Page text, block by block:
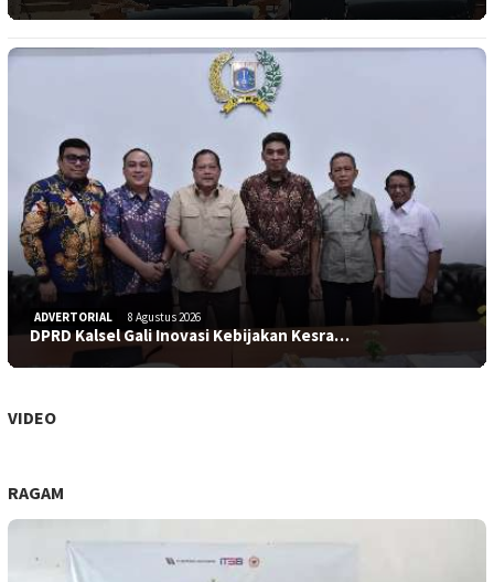
ADVERTORIAL 8 Agustus 2026
DPRD Kalsel Gali Inovasi Kebijakan Kesra…
VIDEO
RAGAM